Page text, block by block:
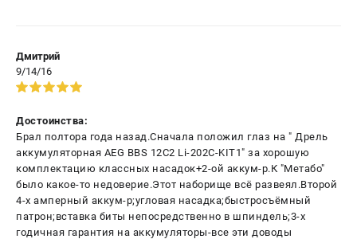
Дмитрий
9/14/16
Достоинства:
Брал полтора года назад.Сначала положил глаз на " Дрель
аккумуляторная AEG BBS 12C2 Li-202C-KIT1" за хорошую
комплектацию классных насадок+2-ой аккум-р.К "Метабо"
было какое-то недоверие.Этот наборище всё развеял.Второй
4-х амперный аккум-р;угловая насадка;быстросъёмный
патрон;вставка биты непосредственно в шпиндель;3-х
годичная гарантия на аккумуляторы-все эти доводы